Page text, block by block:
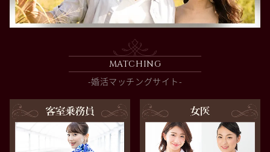
MATCHING
-婚活マッチングサイト-